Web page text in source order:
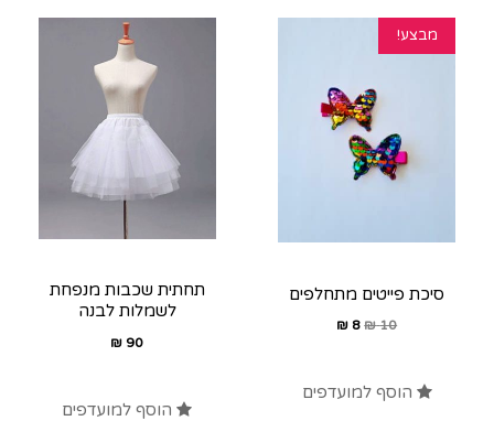
מבצע!
סיכת פייטים מתחלפים
10
₪
8
₪
הוסף למועדפים
תחתית שכבות מנפחת
לשמלות לבנה
90
₪
הוסף למועדפים